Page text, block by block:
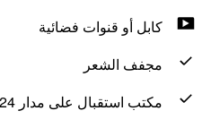
كابل أو قنوات فضائية
مجفف الشعر
مكتب استقبال على مدار 24 ساعة